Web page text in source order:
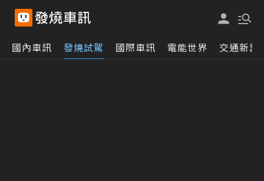
國內車訊 發燒試駕 國際車訊 電能世界 交通新訊